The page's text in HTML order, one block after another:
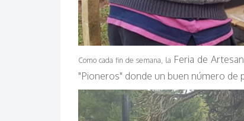
Como cada fin de semana, la Feria de
"Pioneros" donde un buen número de